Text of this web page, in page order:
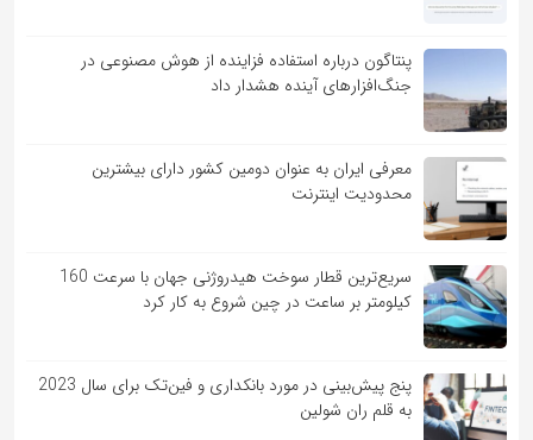
پنتاگون درباره استفاده فزاینده از هوش مصنوعی در
جنگ‌افزارهای آینده هشدار داد
معرفی ایران به عنوان دومین کشور دارای بیشترین
محدودیت اینترنت
سریع‌ترین قطار سوخت هیدروژنی جهان با سرعت 160
کیلومتر بر ساعت در چین شروع به کار کرد
پنج پیش‌بینی در مورد بانکداری و فین‌تک برای سال 2023
به قلم ران شولین